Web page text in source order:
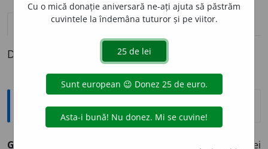
definiții (1) pronunțievolume_up (50)
Definiția cu ID-ul 902771:
Explicative DEX
GEN
Încheietura osului coapsei
Cu o mică donație aniversară ne-ați ajuta să păstrăm
cuvintele la îndemâna tuturor și pe viitor.